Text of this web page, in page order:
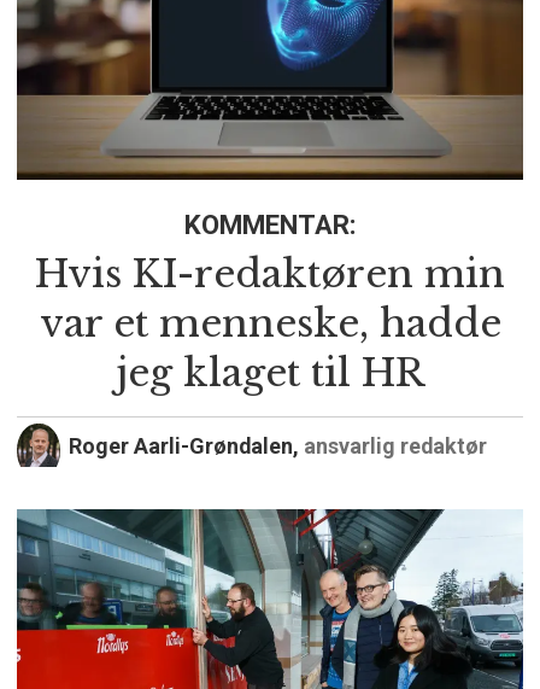
KOMMENTAR:
Hvis KI-redaktøren min
var et menneske, hadde
jeg klaget til HR
Roger Aarli-Grøndalen, ansvarlig redaktør